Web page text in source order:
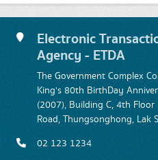
Electronic
Agency - ETDA
The Government Complex
King's 80th BirthDay
(2007), Building C, 4th
Road, Thungsonghong, Lak
02 123 1234